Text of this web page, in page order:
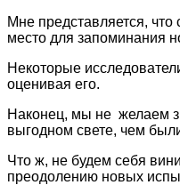
Мне представляется,
место для запоминания
Некоторые
оценивая его.
Наконец, мы не желаем
выгодном свете, чем
Что ж, не будем себя
преодолению новых